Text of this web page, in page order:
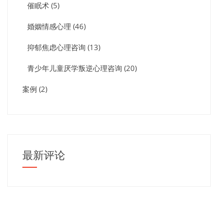
催眠术 (5)
婚姻情感心理 (46)
抑郁焦虑心理咨询 (13)
青少年儿童厌学叛逆心理咨询 (20)
案例 (2)
最新评论